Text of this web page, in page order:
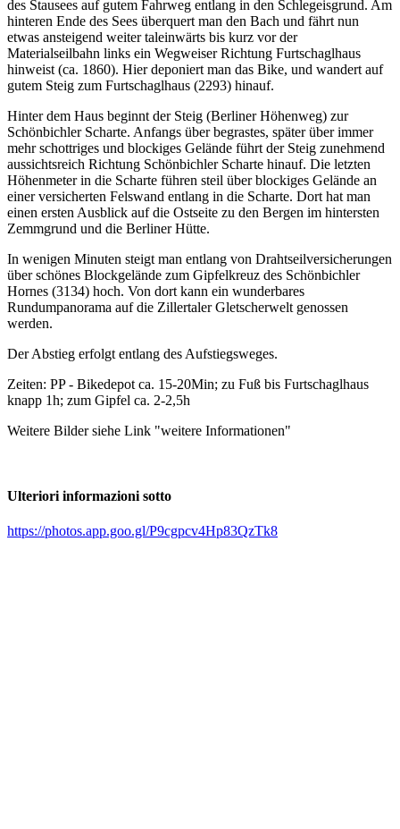
des Stausees auf gutem Fahrweg entlang in den Schlegeisgrund. Am
hinteren Ende des Sees überquert man den Bach und fährt nun
etwas ansteigend weiter taleinwärts bis kurz vor der
Materialseilbahn links ein Wegweiser Richtung Furtschaglhaus
hinweist (ca. 1860). Hier deponiert man das Bike, und wandert auf
gutem Steig zum Furtschaglhaus (2293) hinauf.
Hinter dem Haus beginnt der Steig (Berliner Höhenweg) zur
Schönbichler Scharte. Anfangs über begrastes, später über immer
mehr schottriges und blockiges Gelände führt der Steig zunehmend
aussichtsreich Richtung Schönbichler Scharte hinauf. Die letzten
Höhenmeter in die Scharte führen steil über blockiges Gelände an
einer versicherten Felswand entlang in die Scharte. Dort hat man
einen ersten Ausblick auf die Ostseite zu den Bergen im hintersten
Zemmgrund und die Berliner Hütte.
In wenigen Minuten steigt man entlang von Drahtseilversicherungen
über schönes Blockgelände zum Gipfelkreuz des Schönbichler
Hornes (3134) hoch. Von dort kann ein wunderbares
Rundumpanorama auf die Zillertaler Gletscherwelt genossen
werden.
Der Abstieg erfolgt entlang des Aufstiegsweges.
Zeiten: PP - Bikedepot ca. 15-20Min; zu Fuß bis Furtschaglhaus
knapp 1h; zum Gipfel ca. 2-2,5h
Weitere Bilder siehe Link "weitere Informationen"
Ulteriori informazioni sotto
https://photos.app.goo.gl/P9cgpcv4Hp83QzTk8